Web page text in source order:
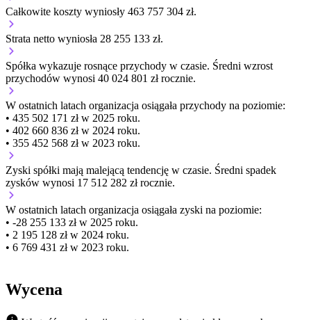
Całkowite koszty wyniosły 463 757 304 zł.
Strata netto wyniosła 28 255 133 zł.
Spółka wykazuje rosnące przychody w czasie. Średni wzrost
przychodów wynosi 40 024 801 zł rocznie.
W ostatnich latach organizacja osiągała przychody na poziomie:
• 435 502 171 zł w 2025 roku.
• 402 660 836 zł w 2024 roku.
• 355 452 568 zł w 2023 roku.
Zyski spółki mają malejącą tendencję w czasie. Średni spadek
zysków wynosi 17 512 282 zł rocznie.
W ostatnich latach organizacja osiągała zyski na poziomie:
• -28 255 133 zł w 2025 roku.
• 2 195 128 zł w 2024 roku.
• 6 769 431 zł w 2023 roku.
Wycena